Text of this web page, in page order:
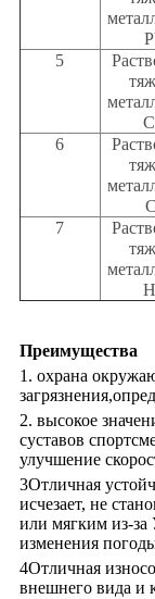
5
6
7
Преимущества
1. охрана
2. высокое
суставов
улучшение
3Отличная
исчезает, не
или мягким из-
изменения
4Отличная
внешнего вида и